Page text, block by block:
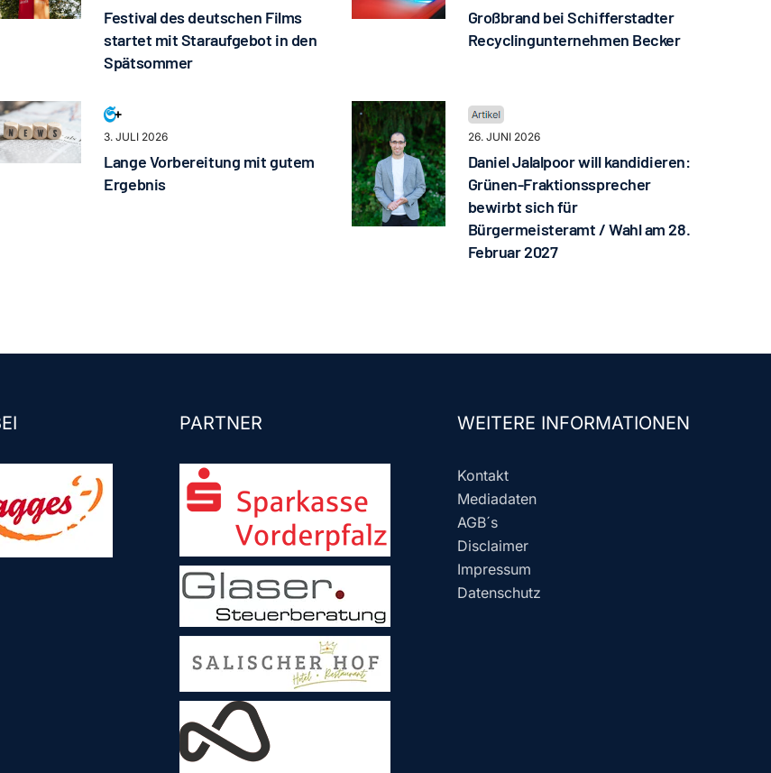
Festival des deutschen Films
startet mit Staraufgebot in den
Spätsommer
Großbrand bei Schifferstadter
Recyclingunternehmen Becker
3. JULI 2026
Lange Vorbereitung mit gutem
Ergebnis
26. JUNI 2026
Daniel Jalalpoor will kandidieren:
Grünen-Fraktionssprecher
bewirbt sich für
Bürgermeisteramt / Wahl am 28.
Februar 2027
PARTNER WEITERE INFORMATIONEN
Kontakt
Mediadaten
AGB´s
Disclaimer
Impressum
Datenschutz